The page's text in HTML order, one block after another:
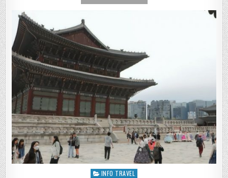
e
b
o
o
k
r
p
p
Posted in
INFO TRAVEL